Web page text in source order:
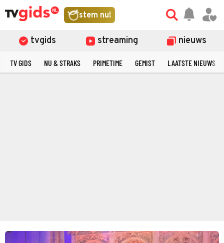
stem nu!
tvgids streaming nieuws
TV GIDS NU & STRAKS PRIMETIME GEMIST LAATSTE NIEUWS